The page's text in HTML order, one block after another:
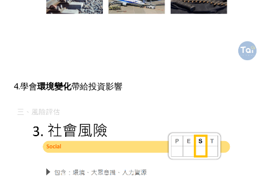
4.學會環境變化帶給投資影響